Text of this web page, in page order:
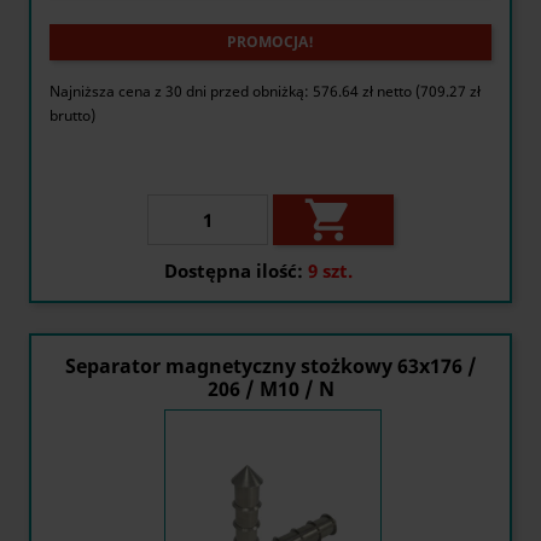
PROMOCJA!
Najniższa cena z 30 dni przed obniżką: 576.64 zł netto (709.27 zł
brutto)

Dostępna ilość: 9 szt.
Separator magnetyczny stożkowy 63x176 /
206 / M10 / N